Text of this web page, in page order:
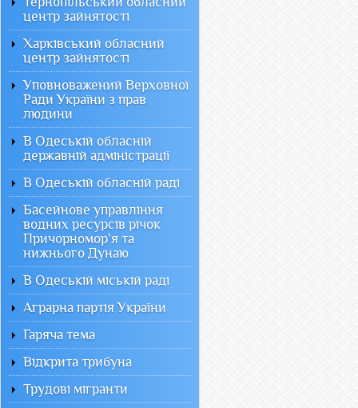
центр зайнятості
Харківський обласний
центр зайнятості
Уповноважений Верховної
Ради України з прав
людини
В Одеській обласній
державній адміністрації
В Одеській обласній раді
Басейнове управління
водних ресурсів річок
Причорномор`я та
нижнього Дунаю
В Одеській міській раді
Аграрна партія України
Гаряча тема
Відкрита трибуна
Трудові мігранти